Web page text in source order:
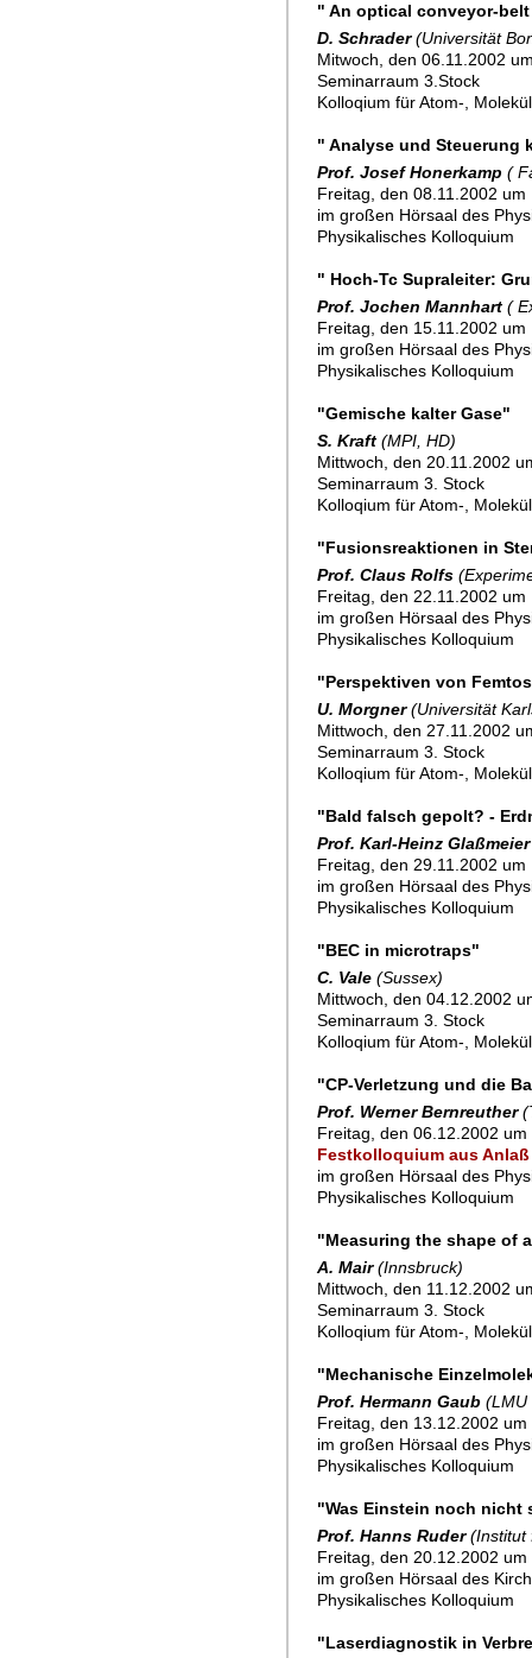
" An optical conveyor-
D. Schrader (Universität
Mitwoch, den 06.11.2002
Seminarraum 3.Stock
Kolloqium für Atom-,
" Analyse und Steuerung
Prof. Josef Honerkamp (
Freitag, den 08.11.2002 um
im großen Hörsaal des
Physikalisches Kolloquium
" Hoch-Tc Supraleiter:
Prof. Jochen Mannhart (
Freitag, den 15.11.2002 um
im großen Hörsaal des
Physikalisches Kolloquium
"Gemische kalter Gase"
S. Kraft (MPI, HD)
Mittwoch, den 20.11.2002
Seminarraum 3. Stock
Kolloqium für Atom-,
"Fusionsreaktionen in
Prof. Claus Rolfs
Freitag, den 22.11.2002 um
im großen Hörsaal des
Physikalisches Kolloquium
"Perspektiven von
U. Morgner (Universität
Mittwoch, den 27.11.2002
Seminarraum 3. Stock
Kolloqium für Atom-,
"Bald falsch gepolt? -
Prof. Karl-Heinz Glaßmeier
Freitag, den 29.11.2002 um
im großen Hörsaal des
Physikalisches Kolloquium
"BEC in microtraps"
C. Vale (Sussex)
Mittwoch, den 04.12.2002
Seminarraum 3. Stock
Kolloqium für Atom-,
"CP-Verletzung und die
Prof. Werner Bernreuther
Freitag, den 06.12.2002
Festkolloquium aus
im großen Hörsaal des
Physikalisches Kolloquium
"Measuring the shape of
A. Mair (Innsbruck)
Mittwoch, den 11.12.2002
Seminarraum 3. Stock
Kolloqium für Atom-,
"Mechanische
Prof. Hermann Gaub (LMU
Freitag, den 13.12.2002
im großen Hörsaal des
Physikalisches Kolloquium
"Was Einstein noch nicht
Prof. Hanns Ruder (Institut
Freitag, den 20.12.2002
im großen Hörsaal des
Physikalisches Kolloquium
"Laserdiagnostik in